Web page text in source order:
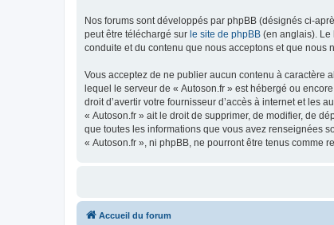
Nos forums sont développés par phpBB (désignés ci-
peut être téléchargé sur le site de phpBB (en anglais). Le
conduite et du contenu que nous acceptons et que nous
Vous acceptez de ne publier aucun contenu à caractère
lequel le serveur de « Autoson.fr » est hébergé ou
droit d’avertir votre fournisseur d’accès à internet et les
« Autoson.fr » ait le droit de supprimer, de modifier, de
que toutes les informations que vous avez renseignées
« Autoson.fr », ni phpBB, ne pourront être tenus comme
Accueil du forum